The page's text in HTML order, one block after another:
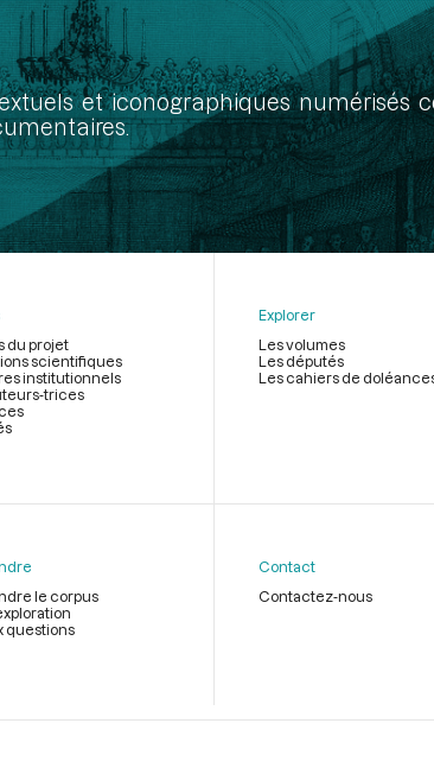
et iconographiques numérisés
du projet
scientifiques
institutionnels
trices
Explorer
Les volumes
Les députés
Les cahiers de
le corpus
questions
Contact
Contactez-nous